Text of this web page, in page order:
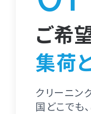
ご希
集荷
クリーニン
国どこでも